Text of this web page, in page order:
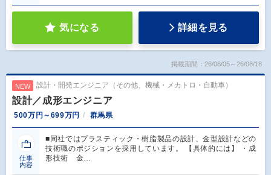
気になる 詳細を見る
掲載期間：26/08/05～26/08/18
NEW 設計・開発エンジニア（その他、機械・メカトロ・自動車）
設計／成形エンジニア
500万円～699万円 群馬県
仕事
内容
■同社ではプラスティック・樹脂製品の設計、金型設計などの
技術職のポジションを採用しています。 【具体的には】 ・成
形技術 金…